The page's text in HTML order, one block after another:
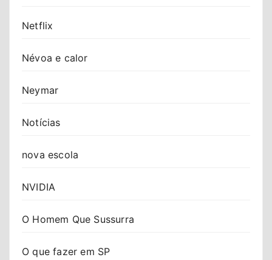
Netflix
Névoa e calor
Neymar
Notícias
nova escola
NVIDIA
O Homem Que Sussurra
O que fazer em SP